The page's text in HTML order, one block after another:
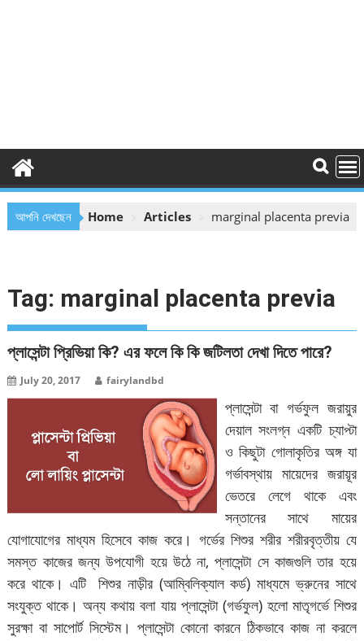
আপনি দেখছেন Home Articles marginal placenta previa
Tag: marginal placenta previa
প্লাসেন্টা প্রিভিয়া কি? এর ফলে কি কি জটিলতা দেখা দিতে পারে?
July 20, 2017 fairylandbd
প্লাসেন্টা বা গর্ভফুল জরায়ুর
দেয়াল সংলগ্ন একটি চ্যাপ্টা
ও কিছুটা গোলাকৃতির অঙ্গ যা
গর্ভাবস্থায় মায়েদের জরায়ূর
ভেতরে লেগে থাকে এবং
সন্তানের সাথে মায়ের
যোগাযোগের মাধ্যম হিসেবে কাজ করে। গর্ভের শিশুর শরীর শরীরবৃত্তীয় যে
সমস্ত কাজের জন্য উপযোগী হয়ে উঠে না, প্লাসেন্টা সে কাজগুলি তার হয়ে
করে থাকে। এটি শিশুর নাড়ীর (আম্বিলিক্যাল কর্ড) মাধ্যমে ভ্রুনের সাথে
সংযুক্ত থাকে। অন্য কথায় বলা যায় প্লাসেন্টা (গর্ভফুল) হলো মাতৃগর্ভে শিশুর
সুরক্ষা বা সাপোর্ট সিস্টেম। প্লাসেন্টা কোনো কারনে ঠিকভাবে কাজ না করলে